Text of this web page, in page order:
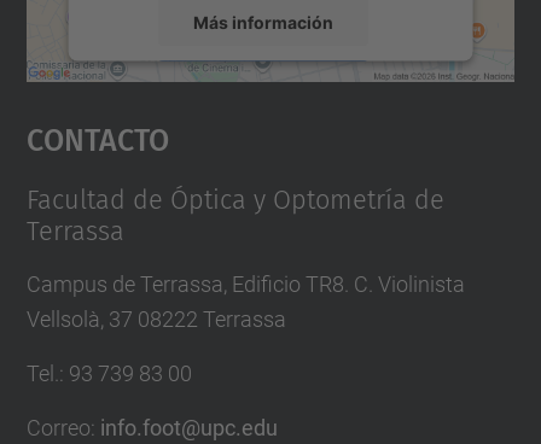
Más información
Aceptar
powered by
Contacto
Facultad de Óptica y Optometría de
Terrassa
Campus de Terrassa, Edificio TR8. C. Violinista
Vellsolà, 37 08222 Terrassa
Tel. : 93 739 83 00
Correo: info.foot@upc.edu